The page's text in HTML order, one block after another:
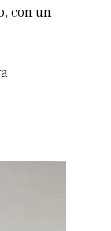
con un